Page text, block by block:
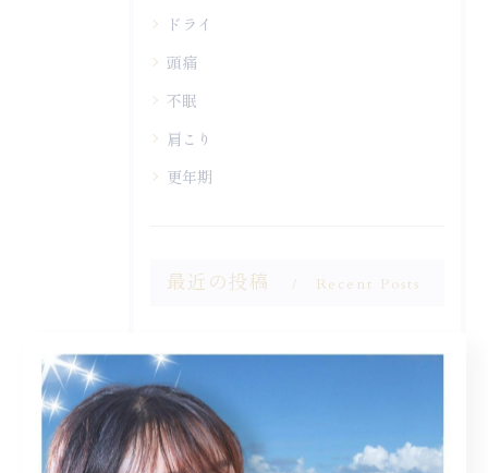
ドライ
頭痛
不眠
肩こり
更年期
最近の投稿 Recent Posts